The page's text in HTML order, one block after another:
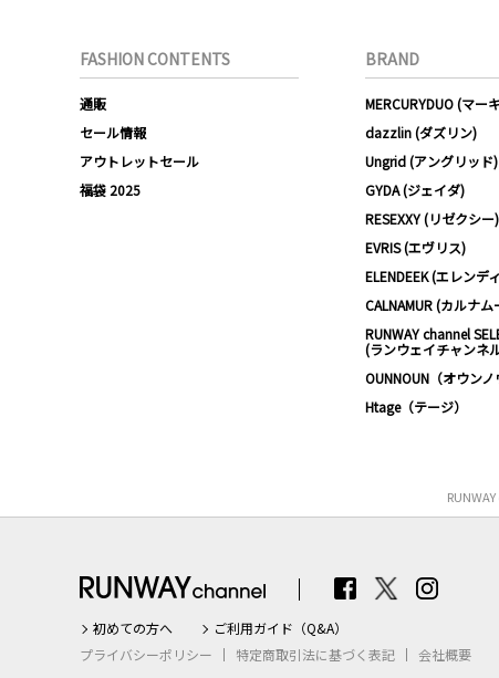
FASHION CONTENTS
通販
セール情報
アウトレットセール
福袋 2025
BRAND
MERCURYDUO (マー
dazzlin (ダズリン)
Ungrid (アングリッド)
GYDA (ジェイダ)
RESEXXY (リゼクシー)
EVRIS (エヴリス)
ELENDEEK (エレンデ
CALNAMUR (カルナム
RUNWAY channel
(ランウェイチャンネ
OUNNOUN（オウンノ
Htage（テージ）
初めての方へ
ご利用ガイド（Q&A）
プライバシーポリシー
特定商取引法に基づく表記 会社概要